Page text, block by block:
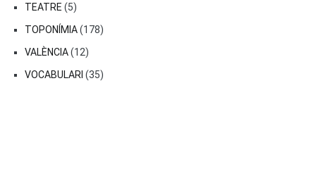
TEATRE (5)
TOPONÍMIA(178)
VALÈNCIA(12)
VOCABULARI (35)